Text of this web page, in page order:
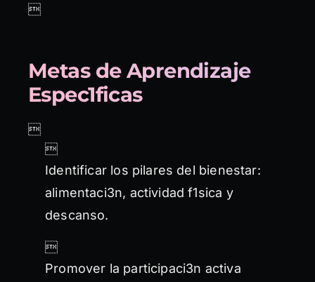

Metas de Aprendizaje
Espec1ficas


Identificar los pilares del bienestar:
alimentaci3n, actividad f1sica y
descanso.

Promover la participaci3n activa